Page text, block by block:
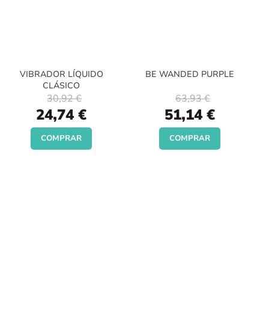
VIBRADOR LÍQUIDO
CLÁSICO
Special
Price
24,74 €
30,92 €
COMPRAR
BE WANDED PURPLE
Special
Price
51,14 €
63,93 €
COMPRAR